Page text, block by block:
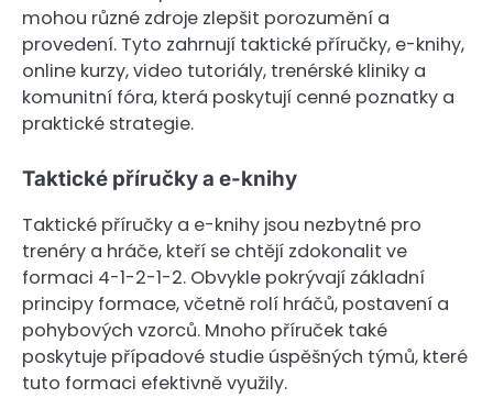
mohou různé zdroje zlepšit porozumění a
provedení. Tyto zahrnují taktické příručky, e-knihy,
online kurzy, video tutoriály, trenérské kliniky a
komunitní fóra, která poskytují cenné poznatky a
praktické strategie.
Taktické příručky a e-knihy
Taktické příručky a e-knihy jsou nezbytné pro
trenéry a hráče, kteří se chtějí zdokonalit ve
formaci 4-1-2-1-2. Obvykle pokrývají základní
principy formace, včetně rolí hráčů, postavení a
pohybových vzorců. Mnoho příruček také
poskytuje případové studie úspěšných týmů, které
tuto formaci efektivně využily.